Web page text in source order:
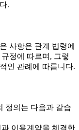
.
사항은 관계 법령에
정에 따르며, 그렇
인 관례에 따릅니다.
정의는 다음과 같습
이용계약을 체결한